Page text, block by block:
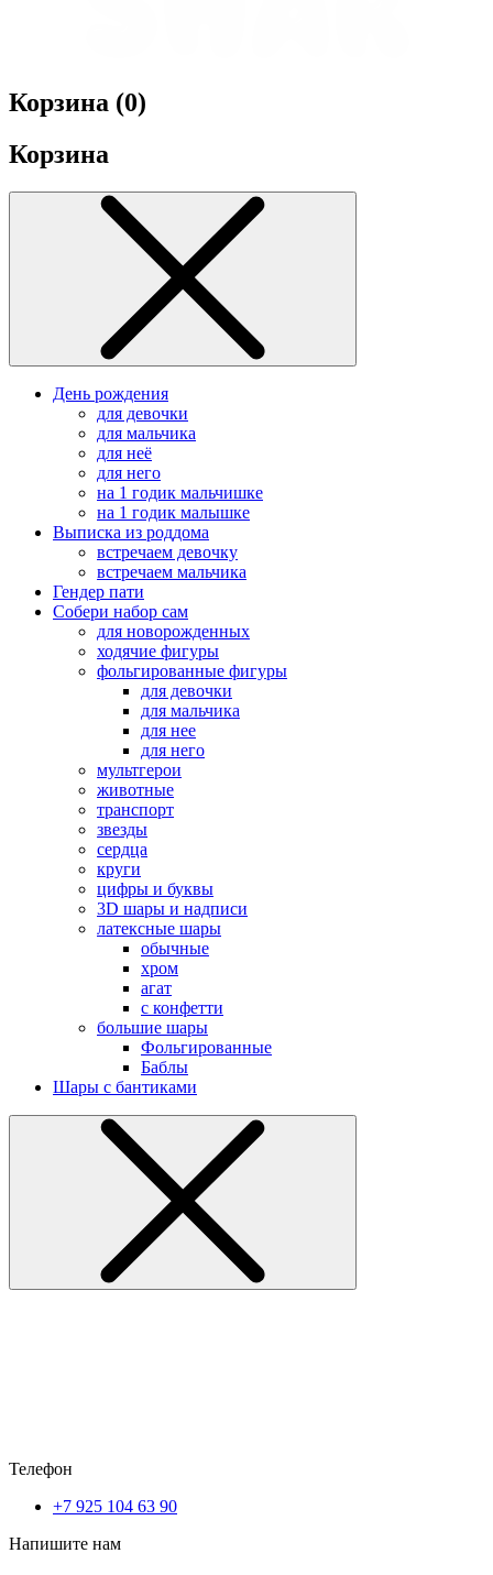
Корзина (0)
Корзина
День рождения
для девочки
для мальчика
для неё
для него
на 1 годик мальчишке
на 1 годик малышке
Выписка из роддома
встречаем девочку
встречаем мальчика
Гендер пати
Собери набор сам
для новорожденных
ходячие фигуры
фольгированные фигуры
для девочки
для мальчика
для нее
для него
мультгерои
животные
транспорт
звезды
сердца
круги
цифры и буквы
3D шары и надписи
латексные шары
обычные
хром
агат
с конфетти
большие шары
Фольгированные
Баблы
Шары с бантиками
Телефон
+7 925 104 63 90
Напишите нам